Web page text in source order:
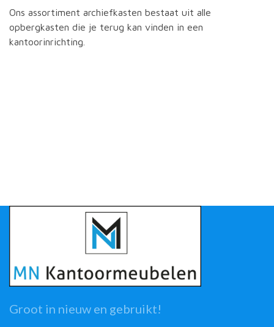
Ons assortiment archiefkasten bestaat uit alle
opbergkasten die je terug kan vinden in een
kantoorinrichting.
Groot in nieuw en gebruikt!